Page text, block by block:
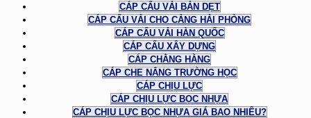
CÁP CẨU VẢI BẢN DẸT
CÁP CẨU VẢI CHO CẢNG HẢI PHÒNG
CÁP CẨU VẢI HÀN QUỐC
CÁP CẨU XÂY DỰNG
CÁP CHẰNG HÀNG
CÁP CHE NẮNG TRƯỜNG HỌC
CÁP CHỊU LỰC
CÁP CHỊU LỰC BỌC NHỰA
CÁP CHỊU LỰC BỌC NHỰA GIÁ BAO NHIÊU?